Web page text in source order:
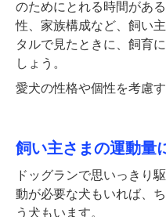
のためにとれる時間があ
性、家族構成など、飼い
タルで見たときに、飼育
しょう。
愛犬の性格や個性を考慮
飼い主さまの運動量
ドッグランで思いっきり
動が必要な犬もいれば、
う犬もいます。